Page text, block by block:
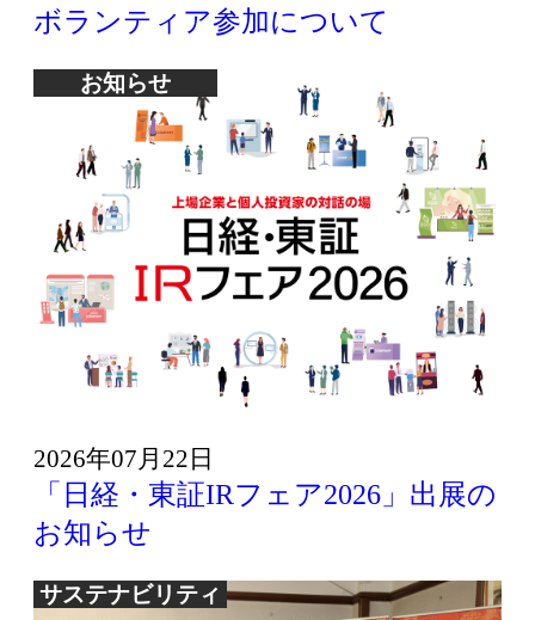
ボランティア参加について
お知らせ
2026年07月22日
「日経・東証IRフェア2026」出展の
お知らせ
サステナビリティ